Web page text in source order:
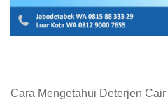
Cara Mengetahui Deterjen